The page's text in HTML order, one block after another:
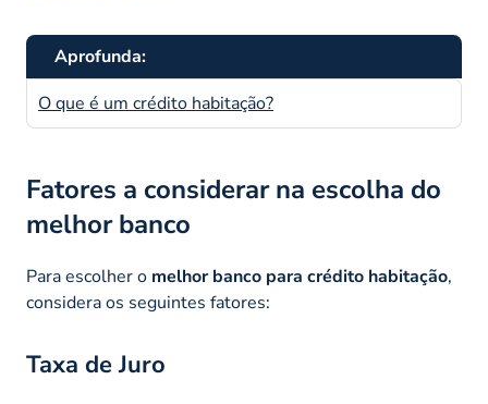
Aprofunda:
O que é um crédito habitação?
Fatores a considerar na escolha do
melhor banco
Para escolher o melhor banco para crédito habitação,
considera os seguintes fatores:
Taxa de Juro